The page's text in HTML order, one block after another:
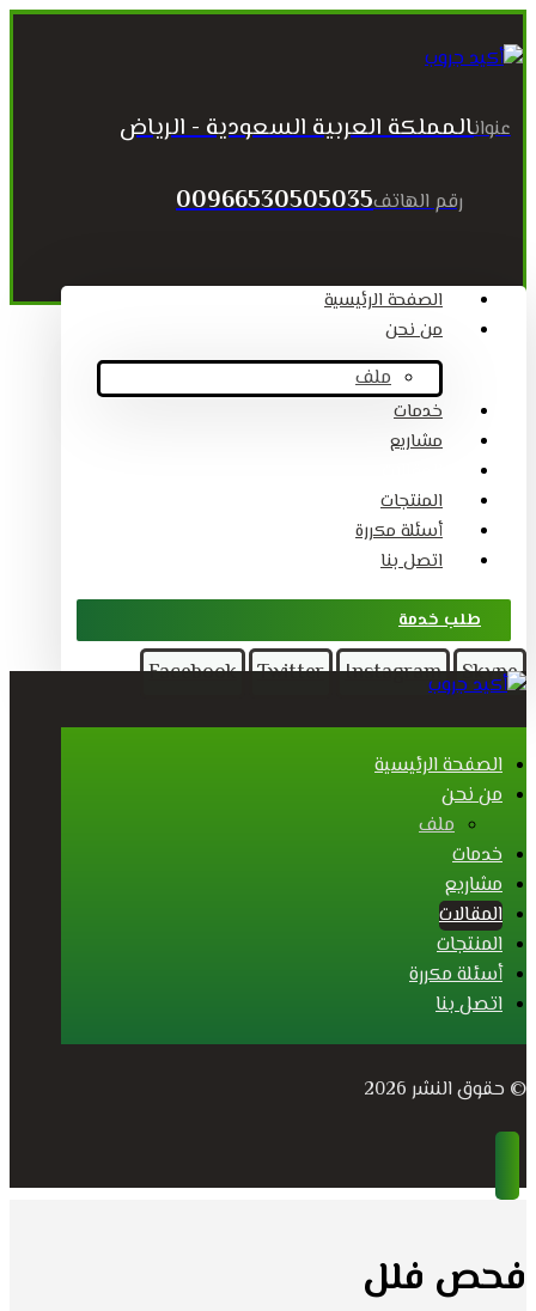
عنوانالمملكة العربية السعودية - الرياض
رقم الهاتف00966530505035
الصفحة الرئيسية
من نحن
ملف
خدمات
مشاريع
المنتجات
أسئلة مكررة
اتصل بنا
طلب خدمة
Facebook Twitter Instagram Skype
الصفحة الرئيسية
من نحن
ملف
خدمات
مشاريع
المقالات
المنتجات
أسئلة مكررة
اتصل بنا
© حقوق النشر 2026
فحص فلل